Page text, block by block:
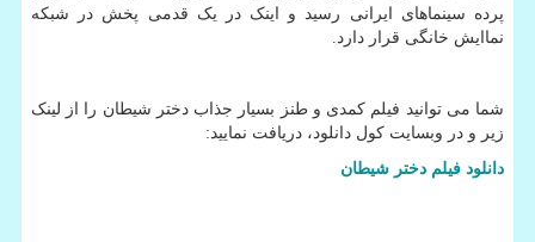
پرده سینماهای ایرانی رسید و اینک در یک قدمی پخش در شبکه
نماایش خانگی قرار دارد.
شما می توانید فیلم کمدی و طنز بسیار جذاب دختر شیطان را از لینک
زیر و در وبسایت کول دانلود، دریافت نمایید:
دانلود فیلم دختر شیطان